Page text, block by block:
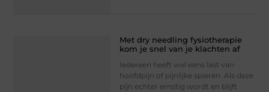
Met dry needling fysiotherapie
kom je snel van je klachten af
Iedereen heeft wel eens last van
hoofdpijn of pijnlijke spieren. Als deze
pijn echter ernstig wordt en blijft